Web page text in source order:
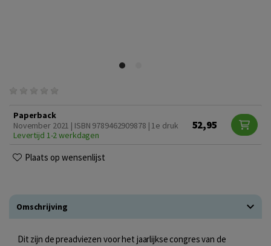
Paperback
November 2021 | ISBN 9789462909878 | 1e druk
Levertijd 1-2 werkdagen
52,95
Plaats op wensenlijst
Omschrijving
Dit zijn de preadviezen voor het jaarlijkse congres van de